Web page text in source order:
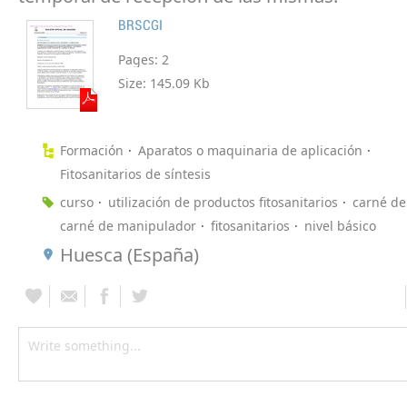
BRSCGI
Pages: 2
Size: 145.09 Kb
Formación
Aparatos o maquinaria de aplicación
Fitosanitarios de síntesis
curso
utilización de productos fitosanitarios
carné
carné de manipulador
fitosanitarios nivel básico
Huesca (España)